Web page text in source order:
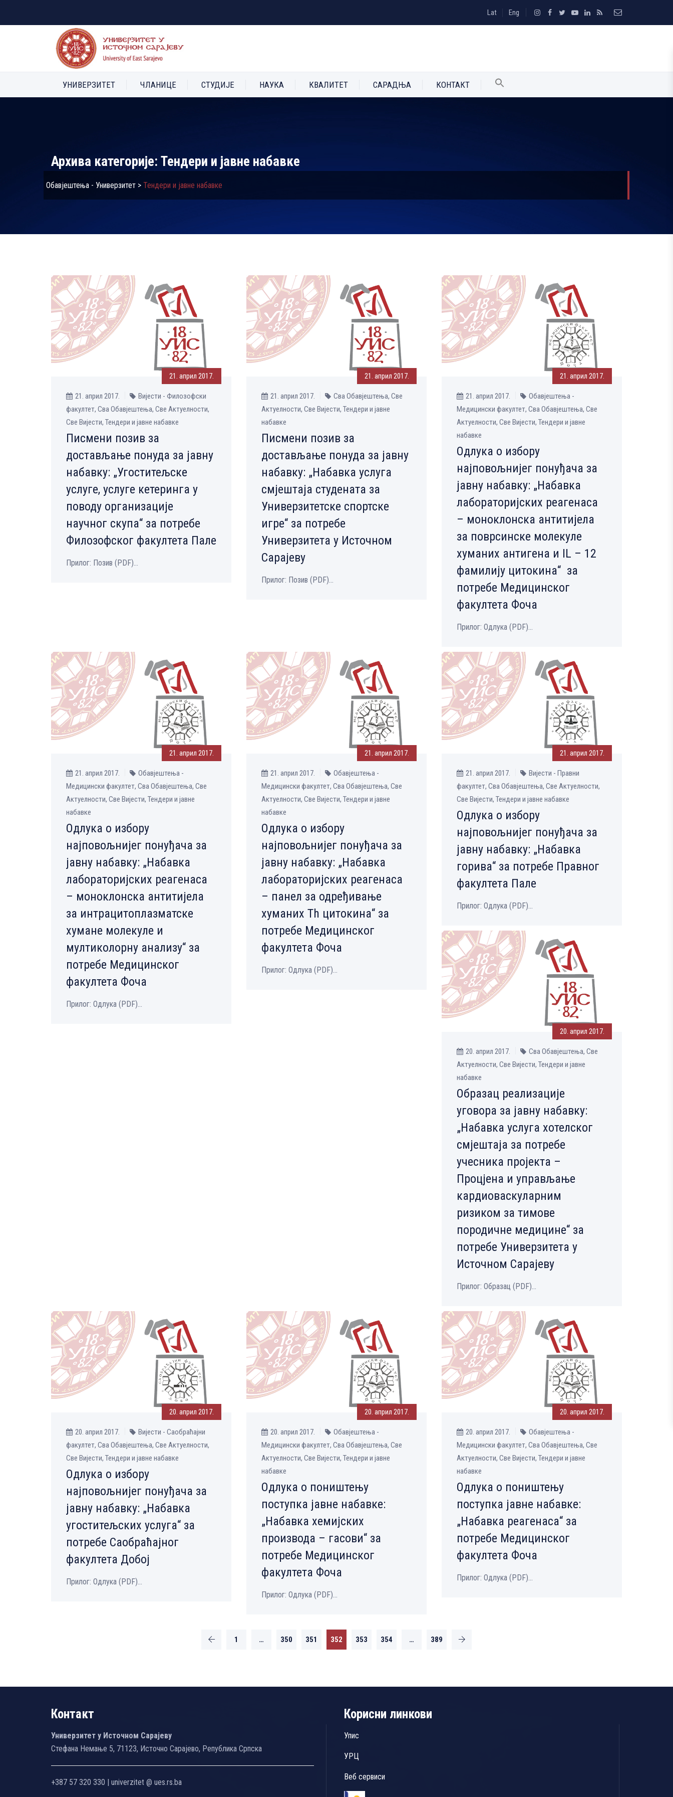
Lat Eng
УНИВЕРЗИТЕТ ЧЛАНИЦЕ СТУДИЈЕ НАУКА КВАЛИТЕТ САРАДЊА КОНТАКТ
Архива категорије: Тендери и јавне набавке
Обавјештења - Универзитет > Тендери и јавне набавке
21. април 2017.
21. април 2017.
Вијести - Филозофски
факултет, Сва Обавјештења, Све Aктуелности,
Све Вијести, Тендери и јавне набавке
Писмени позив за
достављање понуда за јавну
набавку: „Угоститељске
услуге, услуге кетеринга у
поводу организације
научног скупа“ за потребе
Филозофског факултета Пале
Прилог: Позив (PDF)...
21. април 2017.
21. април 2017.
Сва Обавјештења, Све
Aктуелности, Све Вијести, Тендери и јавне
набавке
Писмени позив за
достављање понуда за јавну
набавку: „Набавка услуга
смјештаја студената за
Универзитетске спортске
игре“ за потребе
Универзитета у Источном
Сарајеву
Прилог: Позив (PDF)...
21. април 2017.
21. април 2017.
Обавјештења -
Медицински факултет, Сва Обавјештења, Све
Aктуелности, Све Вијести, Тендери и јавне
набавке
Одлука о избору
најповољнијег понуђача за
јавну набавку: „Набавка
лабораторијских реагенаса
– моноклонска антитијела
за поврсинске молекуле
хуманих антигена и IL – 12
фамилију цитокина“ за
потребе Медицинског
факултета Фоча
Прилог: Одлука (PDF)...
21. април 2017.
21. април 2017.
Обавјештења -
Медицински факултет, Сва Обавјештења, Све
Aктуелности, Све Вијести, Тендери и јавне
набавке
Одлука о избору
најповољнијег понуђача за
јавну набавку: „Набавка
лабораторијских реагенаса
– моноклонска антитијела
за интрацитоплазматске
хумане молекуле и
мултиколорну анализу“ за
потребе Медицинског
факултета Фоча
Прилог: Одлука (PDF)...
21. април 2017.
21. април 2017.
Обавјештења -
Медицински факултет, Сва Обавјештења, Све
Aктуелности, Све Вијести, Тендери и јавне
набавке
Одлука о избору
најповољнијег понуђача за
јавну набавку: „Набавка
лабораторијских реагенаса
– панел за одређивање
хуманих Th цитокина“ за
потребе Медицинског
факултета Фоча
Прилог: Одлука (PDF)...
21. април 2017.
21. април 2017.
Вијести - Правни
факултет, Сва Обавјештења, Све Aктуелности,
Све Вијести, Тендери и јавне набавке
Одлука о избору
најповољнијег понуђача за
јавну набавку: „Набавка
горива“ за потребе Правног
факултета Пале
Прилог: Одлука (PDF)...
20. април 2017.
20. април 2017.
Сва Обавјештења, Све
Aктуелности, Све Вијести, Тендери и јавне
набавке
Образац реализације
уговора за јавну набавку:
„Набавка услуга хотелског
смјештаја за потребе
учесника пројекта –
Процјена и управљање
кардиоваскуларним
ризиком за тимове
породичне медицине“ за
потребе Универзитета у
Источном Сарајеву
Прилог: Образац (PDF)...
20. април 2017.
20. април 2017.
Вијести - Саобраћајни
факултет, Сва Обавјештења, Све Aктуелности,
Све Вијести, Тендери и јавне набавке
Одлука о избору
најповољнијег понуђача за
јавну набавку: „Набавка
угоститељских услуга“ за
потребе Саобраћајног
факултета Добој
Прилог: Одлука (PDF)...
20. април 2017.
20. април 2017.
Обавјештења -
Медицински факултет, Сва Обавјештења, Све
Aктуелности, Све Вијести, Тендери и јавне
набавке
Одлука о поништењу
поступка јавне набавке:
„Набавка хемијских
производа – гасови“ за
потребе Медицинског
факултета Фоча
Прилог: Одлука (PDF)...
20. април 2017.
20. април 2017.
Обавјештења -
Медицински факултет, Сва Обавјештења, Све
Aктуелности, Све Вијести, Тендери и јавне
набавке
Одлука о поништењу
поступка јавне набавке:
„Набавка реагенаса“ за
потребе Медицинског
факултета Фоча
Прилог: Одлука (PDF)...
1 … 350 351 352 353 354 … 389
Контакт
Универзитет у Источном Сарајеву
Стефана Немање 5, 71123, Источно Сарајево, Република Српска
+387 57 320 330 | univerzitet @ ues.rs.ba
Корисни линкови
Упис
УРЦ
Веб сервиси